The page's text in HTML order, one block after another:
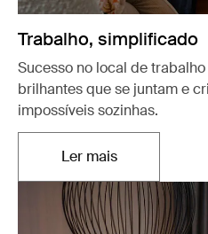
Trabalho, simplificado
Sucesso no local de
brilhantes que se juntam e
impossíveis sozinhas.
Ler mais
Abre em uma nova